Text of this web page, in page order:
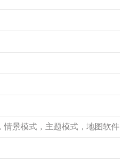
情景模式，主题模式，地图软件